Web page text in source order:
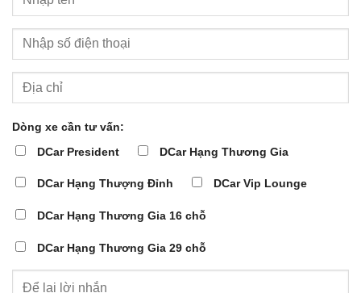
Dòng xe cần tư vấn:
DCar President
DCar Hạng Thương Gia
DCar Hạng Thượng Đỉnh DCar Vip Lounge
DCar Hạng Thương Gia 16 chỗ
DCar Hạng Thương Gia 29 chỗ